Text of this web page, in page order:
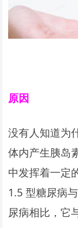
原因
没有人知道为
体内产生胰岛
中发挥着一定
1.5 型糖尿病
尿病相比，它